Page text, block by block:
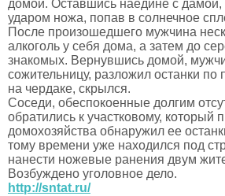
домой. Оставшись наедине с дамой,
ударом ножа, попав в солнечное
После произошедшего мужчина
алкоголь у себя дома, а затем до
знакомых. Вернувшись домой,
сожительницу, разложил останки по
на чердаке, скрылся.
Соседи, обеспокоенные долгим
обратились к участковому, который
домохозяйства обнаружил ее
тому времени уже находился под
нанести ножевые ранения двум
Возбуждено уголовное дело.
http://sntat.ru/